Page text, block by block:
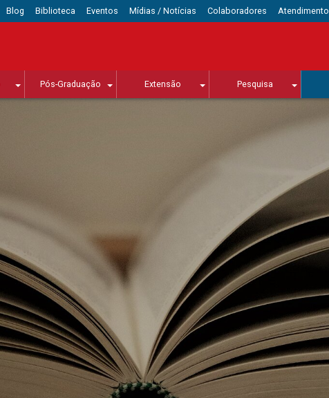
Blog Biblioteca Eventos Mídias / Notícias Colaboradores Atendimento
Pós-Graduação Extensão Pesquisa